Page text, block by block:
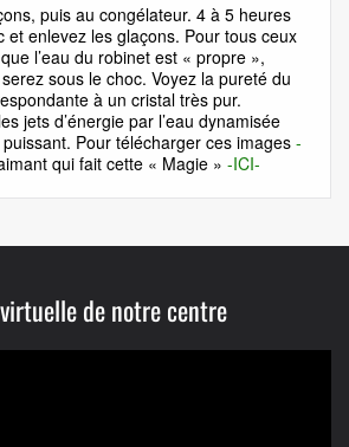
puis au congélateur. 4 à 5 heures
et enlevez les glaçons. Pour tous ceux
l’eau du robinet est « propre »,
sous le choc. Voyez la pureté du
à un cristal très pur.
jets d’énergie par l’eau dynamisée
Pour télécharger ces images -
qui fait cette « Magie » -ICI-
de notre centre